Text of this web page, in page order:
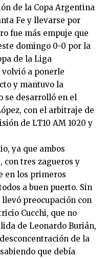
de la Copa Argentina
Fe y llevarse por
fue más empuje que
domingo 0-0 por la
de la Liga
volvió a ponerle
y mantuvo la
se desarrolló en el
con el arbitraje de
de LT10 AM 1020 y
ya que ambos
con tres zagueros y
en los primeros
a buen puerto. Sin
preocupación con
Cucchi, que no
de Leonardo Burián,
de la
que debía